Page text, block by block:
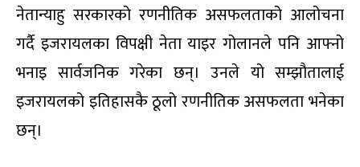
नेतान्याहु सरकारको रणनीतिक असफलताको आलोचना
गर्दै इजरायलका विपक्षी नेता याइर गोलानले पनि आफ्नो
भनाइ सार्वजनिक गरेका छन्। उनले यो सम्झौतालाई
इजरायलको इतिहासकै ठूलो रणनीतिक असफलता भनेका
छन्।